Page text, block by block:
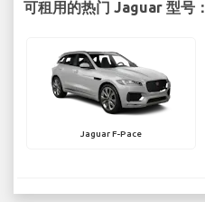
可租用的热门 Jaguar 型号：
Jaguar F-Pace